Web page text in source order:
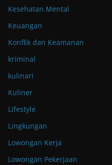
Kesehatan Mental
Keuangan
Konflik dan Keamanan
kriminal
kulinari
Kuliner
Lifestyle
Lingkungan
Lowongan Kerja
Lowongan Pekerjaan